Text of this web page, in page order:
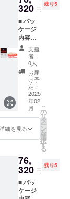
ンセプト
に、すべて
ゼロからの
計にこだ
わった
AYANEOシ
INDIEGOGO
。
AYANEO正規
代理店であ
り、ポータ
ブルゲーミ
320 円
残り5
■ パッ
ケージ
内容
AYANE
O
POCKE
T DMG
本体 充
電ケー
ブル
（アダ
プター
は付属
してお
りませ
，L1/L2
背面ボ
タンス
ペア入
り 国内
支援
者：
0人
お届
け予
定：
2025
年02
月
細を見る
こ
の
リ
タ
ー
ン
を
選
択
す
る
76,
320 円
残り5
■ パッ
ケージ